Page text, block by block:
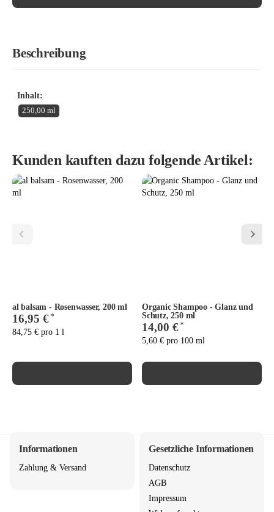
Beschreibung
Inhalt:
250,00 ml
Kunden kauften dazu folgende Artikel:
al balsam - Rosenwasser, 200 ml
16,95 €*
84,75 € pro 1 l
Organic Shampoo - Glanz und
Schutz, 250 ml
14,00 €*
5,60 € pro 100 ml
Informationen
Zahlung & Versand
Gesetzliche Informationen
Datenschutz
AGB
Impressum